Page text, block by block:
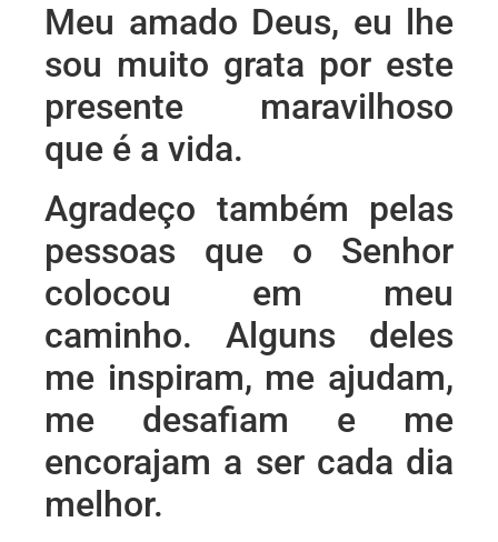
Meu amado Deus, eu lhe
sou muito grata por este
presente maravilhoso
que é a vida.
Agradeço também pelas
pessoas que o Senhor
colocou em meu
caminho. Alguns deles
me inspiram, me ajudam,
me desafiam e me
encorajam a ser cada dia
melhor.